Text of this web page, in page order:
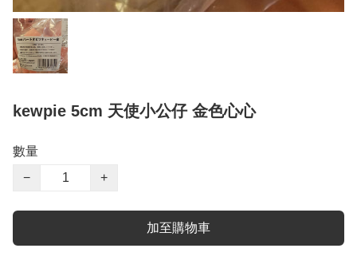
kewpie 5cm 天使小公仔 金色心心
數量
−
+
加至購物車